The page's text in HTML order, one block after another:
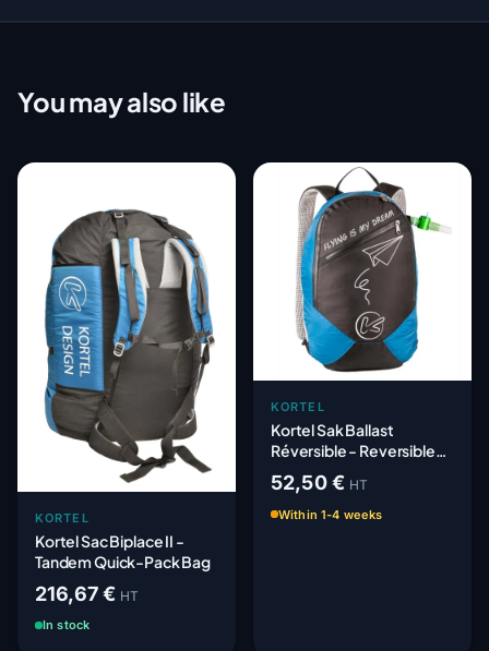
You may also like
KORTEL
Kortel Sac Biplace II -
Tandem Quick-Pack Bag
216,67 € HT
In stock
KORTEL
Kortel Sak Ballast
Réversible - Reversible
Backpack
52,50 € HT
Within 1-4 weeks